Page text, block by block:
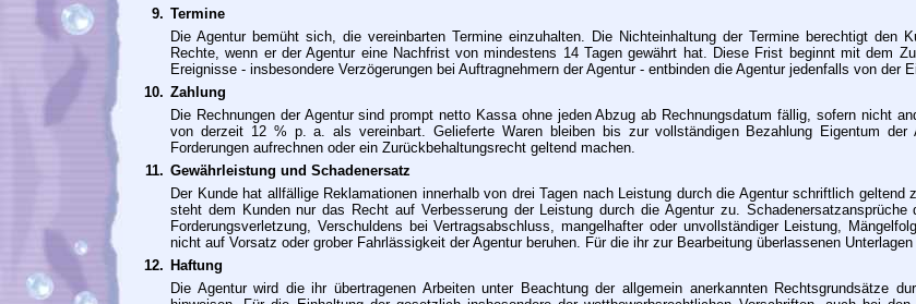
9. Termine
Die Agentur bemüht sich, die vereinbarten Termine einzuhalten. Die Nichteinhaltung der Termine berechtigt
Rechte, wenn er der Agentur eine Nachfrist von mindestens 14 Tagen gewährt hat. Diese Frist beginnt mit dem
Ereignisse - insbesondere Verzögerungen bei Auftragnehmern der Agentur - entbinden die Agentur jedenfalls von der
10. Zahlung
Die Rechnungen der Agentur sind prompt netto Kassa ohne jeden Abzug ab Rechnungsdatum fällig, sofern nicht
von derzeit 12 % p. a. als vereinbart. Gelieferte Waren bleiben bis zur vollständigen Bezahlung Eigentum
Forderungen aufrechnen oder ein Zurückbehaltungsrecht geltend machen.
11. Gewährleistung und Schadenersatz
Der Kunde hat allfällige Reklamationen innerhalb von drei Tagen nach Leistung durch die Agentur schriftlich
steht dem Kunden nur das Recht auf Verbesserung der Leistung durch die Agentur zu.
Forderungsverletzung, Verschuldens bei Vertragsabschluss, mangelhafter oder unvollständiger Leistung,
nicht auf Vorsatz oder grober Fahrlässigkeit der Agentur beruhen. Für die ihr zur Bearbeitung überlassenen
12. Haftung
Die Agentur wird die ihr übertragenen Arbeiten unter Beachtung der allgemein anerkannten Rechtsgrundsätze